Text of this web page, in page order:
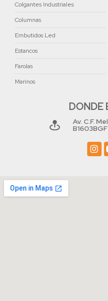
Colgantes Industriales
Columnas
Embutidos Led
Estancos
Farolas
Marinos
DONDE
Av. C.F.